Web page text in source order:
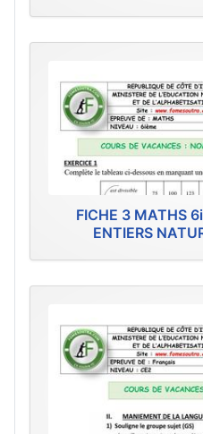
FICHE 3 MATHS
ENTIERS